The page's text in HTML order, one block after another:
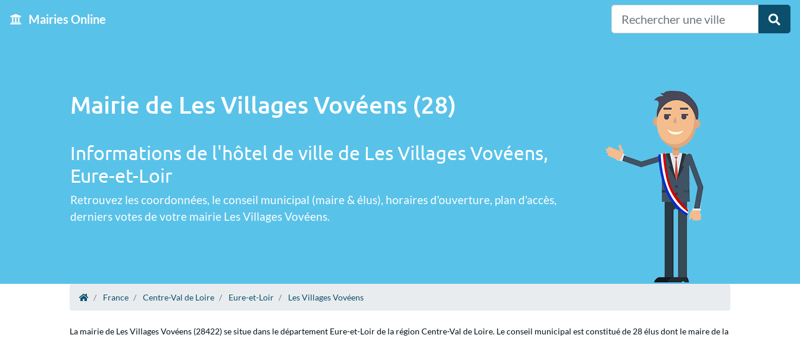
Mairies Online
Mairie de Les Villages Vovéens (28)
Informations de l'hôtel de ville de Les Villages Vovéens,
Eure-et-Loir
Retrouvez les coordonnées, le conseil municipal (maire & élus), horaires d'ouverture, plan d'accès,
derniers votes de votre mairie Les Villages Vovéens.
France Centre-Val de Loire Eure-et-Loir Les Villages Vovéens
La mairie de Les Villages Vovéens (28422) se situe dans le département Eure-et-Loir de la région Centre-Val de Loire. Le conseil municipal est constitué de 28 élus dont le maire de la